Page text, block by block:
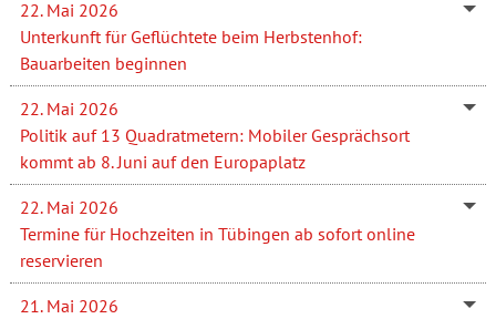
22. Mai 2026
Unterkunft für Geflüchtete beim Herbstenhof:
Bauarbeiten beginnen
22. Mai 2026
Politik auf 13 Quadratmetern: Mobiler Gesprächsort
kommt ab 8. Juni auf den Europaplatz
22. Mai 2026
Termine für Hochzeiten in Tübingen ab sofort online
reservieren
21. Mai 2026